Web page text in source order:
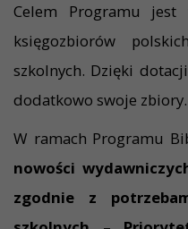
Celem Programu jest
księgozbiorów
szkolnych. Dzięki
dodatkowo swoje zbiory.
W ramach Programu
nowości
zgodnie z